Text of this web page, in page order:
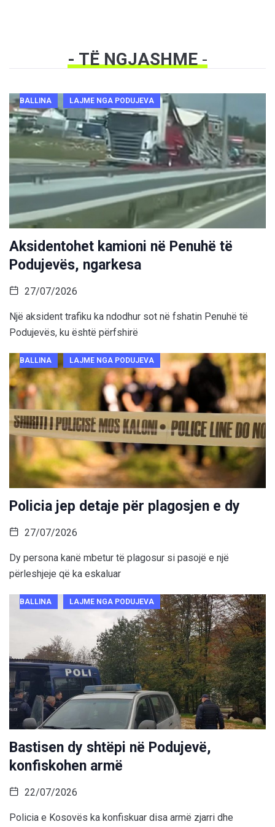
- TË NGJASHME-
BALLINA LAJME NGA PODUJEVA
Aksidentohet kamioni në Penuhë të
Podujevës, ngarkesa
27/07/2026
Një aksident trafiku ka ndodhur sot në fshatin Penuhë të
Podujevës, ku është përfshirë
BALLINA LAJME NGA PODUJEVA
Policia jep detaje për plagosjen e dy
27/07/2026
Dy persona kanë mbetur të plagosur si pasojë e një
përleshjeje që ka eskaluar
BALLINA LAJME NGA PODUJEVA
Bastisen dy shtëpi në Podujevë,
konfiskohen armë
22/07/2026
Policia e Kosovës ka konfiskuar disa armë zjarri dhe